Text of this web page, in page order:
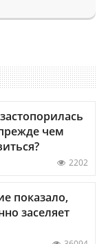
чем
2202
показало,
заселяет